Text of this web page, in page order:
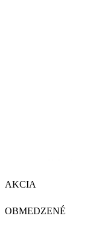
AKCIA
OBMEDZENÉ